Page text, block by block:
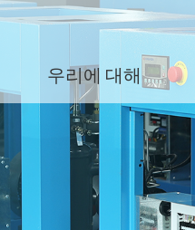
우리에 대해